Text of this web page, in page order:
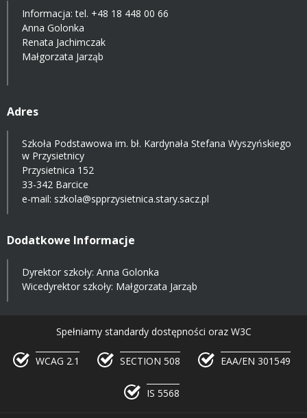
Informacja: tel. +48 18 448 00 66
Anna Golonka
Renata Jachimczak
Małgorzata Jarząb
Adres
Szkoła Podstawowa im. bł. Kardynała Stefana Wyszyńskiego
w Przysietnicy
Przysietnica 152
33-342 Barcice
e-mail: szkola@spprzysietnica.stary.sacz.pl
Dodatkowe Informacje
Dyrektor szkoły: Anna Golonka
Wicedyrektor szkoły: Małgorzata Jarząb
Spełniamy standardy dostępności oraz W3C
WCAG 2.1 SECTION 508 EAA/EN 301549
IS 5568